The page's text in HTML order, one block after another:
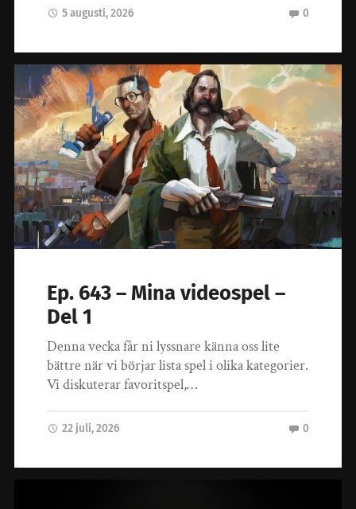
5 augusti, 2026 0
Ep. 643 – Mina videospel –
Del 1
Denna vecka får ni lyssnare känna oss lite
bättre när vi börjar lista spel i olika kategorier.
Vi diskuterar favoritspel,…
22 juli, 2026 0